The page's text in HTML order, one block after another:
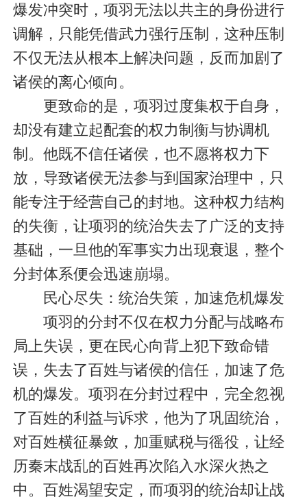
爆发冲突时，项羽无法以共主的身份进行
调解，只能凭借武力强行压制，这种压制
不仅无法从根本上解决问题，反而加剧了
诸侯的离心倾向。
更致命的是，项羽过度集权于自身，
却没有建立起配套的权力制衡与协调机
制。他既不信任诸侯，也不愿将权力下
放，导致诸侯无法参与到国家治理中，只
能专注于经营自己的封地。这种权力结构
的失衡，让项羽的统治失去了广泛的支持
基础，一旦他的军事实力出现衰退，整个
分封体系便会迅速崩塌。
民心尽失：统治失策，加速危机爆发
项羽的分封不仅在权力分配与战略布
局上失误，更在民心向背上犯下致命错
误，失去了百姓与诸侯的信任，加速了危
机的爆发。项羽在分封过程中，完全忽视
了百姓的利益与诉求，他为了巩固统治，
对百姓横征暴敛，加重赋税与徭役，让经
历秦末战乱的百姓再次陷入水深火热之
中。百姓渴望安定，而项羽的统治却让战